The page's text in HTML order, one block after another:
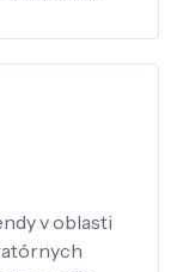
v oblasti